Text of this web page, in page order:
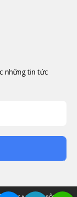
những tin tức